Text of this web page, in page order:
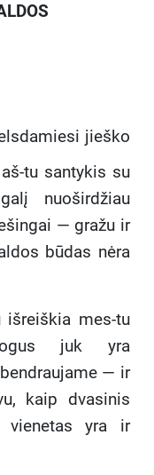
jieško
tu santykis su
nuoširdžiau
— gražu ir
būdas nėra
išreiškia mes-tu
juk yra
— ir
kaip dvasinis
vienetas yra ir